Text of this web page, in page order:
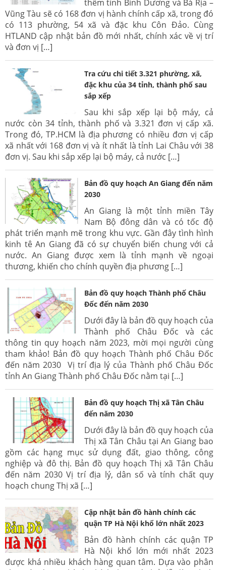
thêm tỉnh Bình Dương và Bà Rịa –
Vũng Tàu sẽ có 168 đơn vị hành chính cấp xã, trong đó
có 113 phường, 54 xã và đặc khu Côn Đảo. Cùng
HTLAND cập nhật bản đồ mới nhất, chính xác về vị trí
và đơn vị […]
Tra cứu chi tiết 3.321 phường, xã,
đặc khu của 34 tỉnh, thành phố sau
sắp xếp
Sau khi sắp xếp lại bộ máy, cả
nước còn 34 tỉnh, thành phố và 3.321 đơn vị cấp xã.
Trong đó, TP.HCM là địa phương có nhiều đơn vị cấp
xã nhất với 168 đơn vị và ít nhất là tỉnh Lai Châu với 38
đơn vị. Sau khi sắp xếp lại bộ máy, cả nước […]
Bản đồ quy hoạch An Giang đến năm
2030
An Giang là một tỉnh miền Tây
Nam Bộ đông dân và có tốc độ
phát triển mạnh mẽ trong khu vực. Gần đây tình hình
kinh tê An Giang đã có sự chuyển biến chung với cả
nước. An Giang được xem là tỉnh mạnh về ngoại
thương, khiến cho chính quyền địa phương […]
Bản đồ quy hoạch Thành phố Châu
Đốc đến năm 2030
Dưới đây là bản đồ quy hoạch của
Thành phố Châu Đốc và các
thông tin quy hoạch năm 2023, mời mọi người cùng
tham khảo! Bản đồ quy hoạch Thành phố Châu Đốc
đến năm 2030 Vị trí địa lý của Thành phố Châu Đốc
tỉnh An Giang Thành phố Châu Đốc nằm tại […]
Bản đồ quy hoạch Thị xã Tân Châu
đến năm 2030
Dưới đây là bản đồ quy hoạch của
Thị xã Tân Châu tại An Giang bao
gồm các hạng mục sử dụng đất, giao thông, công
nghiệp và đô thị. Bản đồ quy hoạch Thị xã Tân Châu
đến năm 2030 Vị trí địa lý, dân số và tính chất quy
hoạch chung Thị xã […]
Cập nhật bản đồ hành chính các
quận TP Hà Nội khổ lớn nhất 2023
Bản đồ hành chính các quận TP
Hà Nội khổ lớn mới nhất 2023
được khá nhiều khách hàng quan tâm. Dựa vào phân